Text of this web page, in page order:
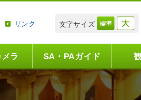
リンク 文字サイズ
ラ SA・PAガイド